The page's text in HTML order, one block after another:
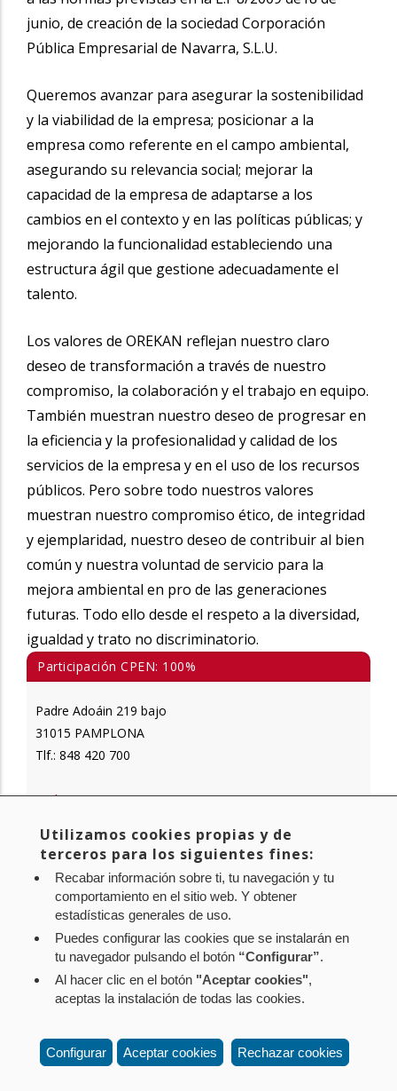
junio, de creación de la sociedad Corporación
Pública Empresarial de Navarra, S.L.U.
Queremos avanzar para asegurar la sostenibilidad
y la viabilidad de la empresa; posicionar a la
empresa como referente en el campo ambiental,
asegurando su relevancia social; mejorar la
capacidad de la empresa de adaptarse a los
cambios en el contexto y en las políticas públicas; y
mejorando la funcionalidad estableciendo una
estructura ágil que gestione adecuadamente el
talento.
Los valores de OREKAN reflejan nuestro claro
deseo de transformación a través de nuestro
compromiso, la colaboración y el trabajo en equipo.
También muestran nuestro deseo de progresar en
la eficiencia y la profesionalidad y calidad de los
servicios de la empresa y en el uso de los recursos
públicos. Pero sobre todo nuestros valores
muestran nuestro compromiso ético, de integridad
y ejemplaridad, nuestro deseo de contribuir al bien
común y nuestra voluntad de servicio para la
mejora ambiental en pro de las generaciones
futuras. Todo ello desde el respeto a la diversidad,
igualdad y trato no discriminatorio.
Participación CPEN: 100%
Padre Adoáin 219 bajo
31015 PAMPLONA
Tlf.: 848 420 700
orekan.es
Política de privacidad
Política de cookies
Contacto: Paseo de Sarasate nº 38, 2º Dcha - 31001
Pamplona (Navarra) Tel.: 848 42 08 72
Utilizamos cookies propias y de
terceros para los siguientes fines:
Recabar información sobre ti, tu navegación y tu
comportamiento en el sitio web. Y obtener
estadísticas generales de uso.
Puedes configurar las cookies que se instalarán en
tu navegador pulsando el botón “Configurar”.
Al hacer clic en el botón "Aceptar cookies",
aceptas la instalación de todas las cookies.
Configurar Aceptar cookies Rechazar cookies